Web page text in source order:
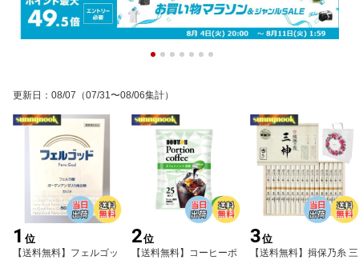
更新日 ： 08/07 （07/31〜08/06集計）
1 位
【送料無料】フェルゴッ
2位
【送料無料】コーヒーポ
3位
【送料無料】揖保乃糸 三